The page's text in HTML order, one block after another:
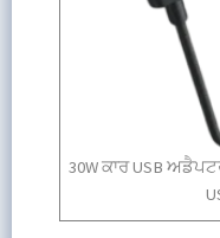
ਅਡੈਪਟਰ PD ਫਾਸਟ